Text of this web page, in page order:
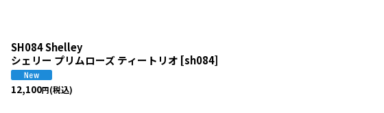
SH084 Shelley
シェリー プリムローズ ティートリオ [sh084]
12,100円(税込)